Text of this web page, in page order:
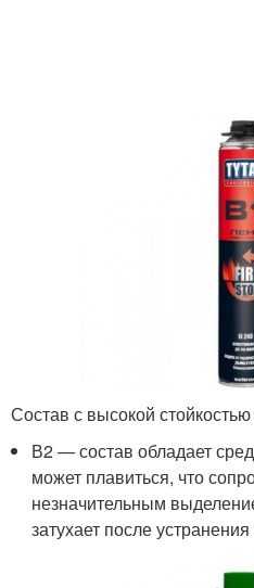
Состав с высокой
В2 — состав обладает
может плавиться, что
незначительным
затухает после